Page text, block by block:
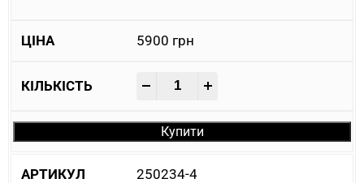
5900 грн
Купити
250234-4